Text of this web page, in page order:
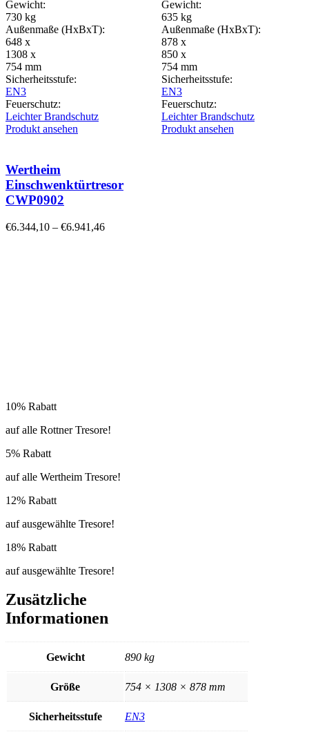
Gewicht:
730 kg
Außenmaße (HxBxT):
648 x
1308 x
754 mm
Sicherheitsstufe:
EN3
Feuerschutz:
Leichter Brandschutz
Produkt ansehen
Gewicht:
635 kg
Außenmaße (HxBxT):
878 x
850 x
754 mm
Sicherheitsstufe:
EN3
Feuerschutz:
Leichter Brandschutz
Produkt ansehen
Wertheim
Einschwenktürtresor
CWP0902
€6.344,10 – €6.941,46
10% Rabatt
auf alle Rottner Tresore!
5% Rabatt
auf alle Wertheim Tresore!
12% Rabatt
auf ausgewählte Tresore!
18% Rabatt
auf ausgewählte Tresore!
Zusätzliche
Informationen
Gewicht 890 kg
Größe 754 × 1308 × 878 mm
Sicherheitsstufe EN3